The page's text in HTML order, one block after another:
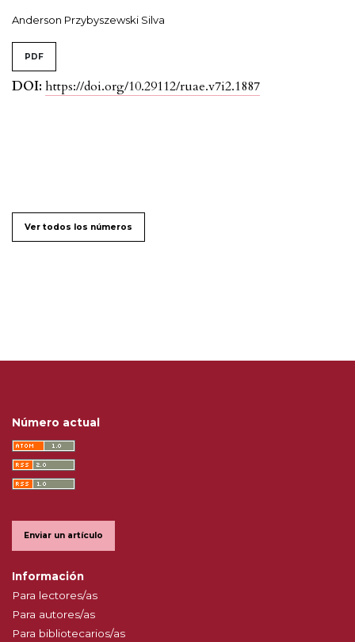
Anderson Przybyszewski Silva
PDF
DOI: https://doi.org/10.29112/ruae.v7i2.1887
Ver todos los números
Número actual
Enviar un artículo
Información
Para lectores/as
Para autores/as
Para bibliotecarios/as